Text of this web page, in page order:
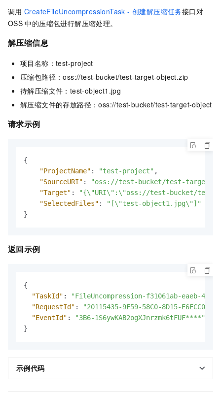
调用 CreateFileUncompressionTask - 创建解压缩任务接口对
OSS 中的压缩包进行解压缩处理。
解压缩信息
项目名称：test-project
压缩包路径：oss://test-bucket/test-target-object.zip
待解压缩文件：test-object1.jpg
解压缩文件的存放路径：oss://test-bucket/test-target-object
请求示例
{
"ProjectName" : "test-project" ,
"SourceURI" :
"oss://test-bucket/test-target-
"Target" :
"{\"URI\":\"oss://test-bucket/test-
"SelectedFiles" :
"[\"test-object1.jpg\"]"
}
返回示例
{
"TaskId" :
"FileUncompression-f31061ab-eaeb-
"RequestId" :
"20115435-9F59-58C0-8D15-
"EventId" :
"3B6-1S6ywKAB2ogXJnrzmk6tFUF****"
}
示例代码